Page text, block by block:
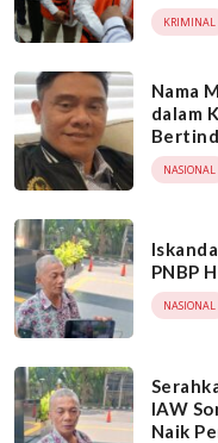
KRIMINAL
Nama
dalam
NASIONAL
PNBP
NASIONAL
IAW
Naik